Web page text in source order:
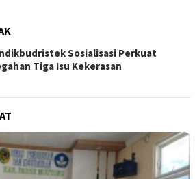
Sosialisasi Perkuat
Tiga Isu Kekerasan